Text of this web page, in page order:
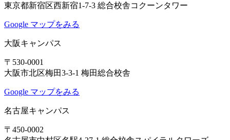
東京都新宿区西新宿1-7-3 総合校舎コクーンタワー
Google マップをみる
大阪キャンパス
〒530-0001
大阪市北区梅田3-3-1 梅田総合校舎
Google マップをみる
名古屋キャンパス
〒450-0002